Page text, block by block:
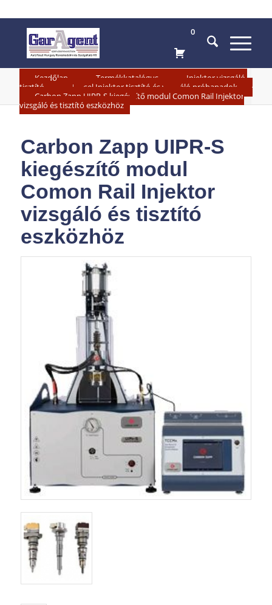
0
Kezdőlap Termékkatalógus
Injektor vizsgáló,
tisztító
» Diesel Injektor tisztító és vizsgáló próbapadok
Carbon Zapp UIPR-S kiegészítő modul Comon Rail Injektor
vizsgáló és tisztító eszközhöz
Carbon Zapp UIPR-S
kiegészítő modul
Comon Rail Injektor
vizsgáló és tisztító
eszközhöz